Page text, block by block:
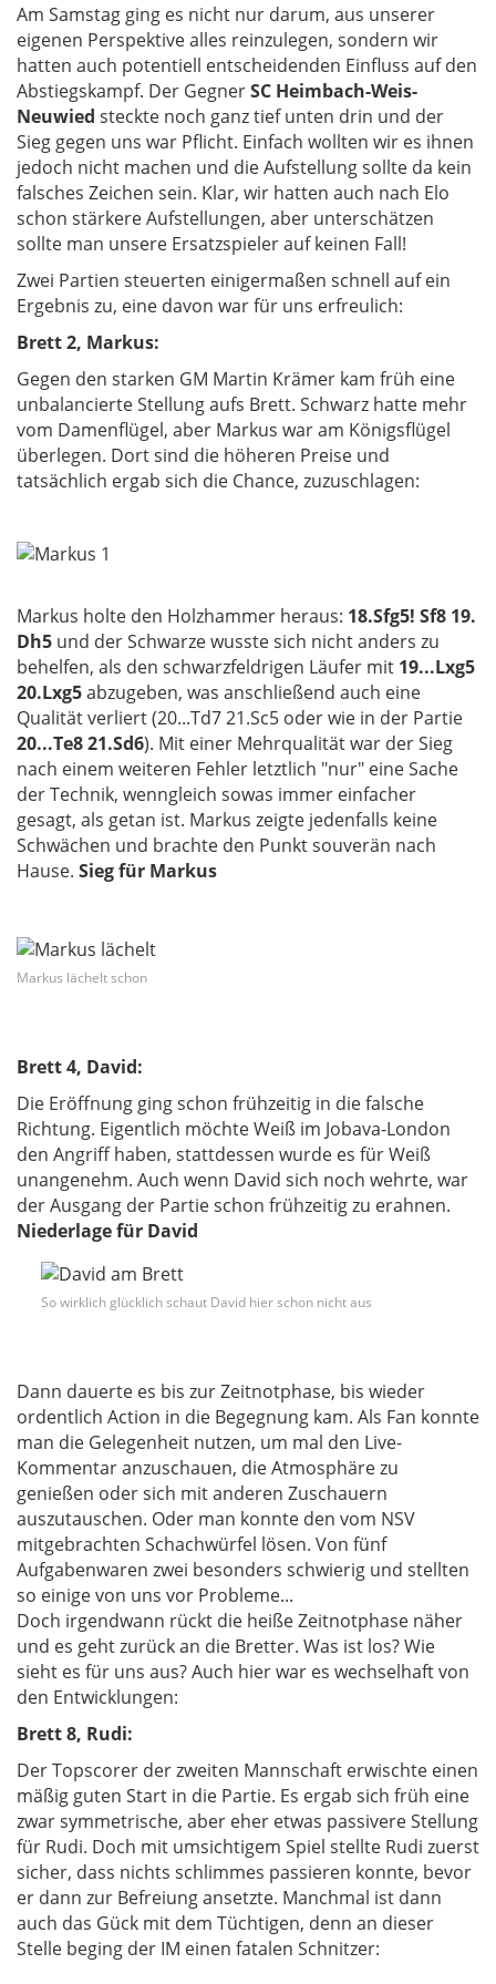
Am Samstag ging es nicht nur darum, aus unserer
eigenen Perspektive alles reinzulegen, sondern wir
hatten auch potentiell entscheidenden Einfluss auf den
Abstiegskampf. Der GegnerSC Heimbach-Weis-
Neuwied steckte noch ganz tief unten drin und der
Sieg gegen uns war Pflicht. Einfach wollten wir es ihnen
jedoch nicht machen und die Aufstellung sollte da kein
falsches Zeichen sein. Klar, wir hatten auch nach Elo
schon stärkere Aufstellungen, aber unterschätzen
sollte man unsere Ersatzspieler auf keinen Fall!
Zwei Partien steuerten einigermaßen schnell auf ein
Ergebnis zu, eine davon war für uns erfreulich:
Brett 2, Markus:
Gegen den starken GM Martin Krämer kam früh eine
unbalancierte Stellung aufs Brett. Schwarz hatte mehr
vom Damenflügel, aber Markus war am Königsflügel
überlegen. Dort sind die höheren Preise und
tatsächlich ergab sich die Chance, zuzuschlagen:
Markus holte den Holzhammer heraus: 18.Sfg5! Sf8 19.
Dh5 und der Schwarze wusste sich nicht anders zu
behelfen, als den schwarzfeldrigen Läufer mit 19...Lxg5
20.Lxg5abzugeben, was anschließend auch eine
Qualität verliert (20...Td7 21.Sc5 oder wie in der Partie
20...Te8 21.Sd6). Mit einer Mehrqualität war der Sieg
nach einem weiteren Fehler letztlich "nur" eine Sache
der Technik, wenngleich sowas immer einfacher
gesagt, als getan ist. Markus zeigte jedenfalls keine
Schwächen und brachte den Punkt souverän nach
Hause. Sieg für Markus
Markus lächelt schon
Brett 4, David:
Die Eröffnung ging schon frühzeitig in die falsche
Richtung. Eigentlich möchte Weiß im Jobava-London
den Angriff haben, stattdessen wurde es für Weiß
unangenehm. Auch wenn David sich noch wehrte, war
der Ausgang der Partie schon frühzeitig zu erahnen.
Niederlage für David
So wirklich glücklich schaut David hier schon nicht aus
Dann dauerte es bis zur Zeitnotphase, bis wieder
ordentlich Action in die Begegnung kam. Als Fan konnte
man die Gelegenheit nutzen, um mal den Live-
Kommentar anzuschauen, die Atmosphäre zu
genießen oder sich mit anderen Zuschauern
auszutauschen. Oder man konnte den vom NSV
mitgebrachten Schachwürfel lösen. Von fünf
Aufgabenwaren zwei besonders schwierig und stellten
so einige von uns vor Probleme...
Doch irgendwann rückt die heiße Zeitnotphase näher
und es geht zurück an die Bretter. Was ist los? Wie
sieht es für uns aus? Auch hier war es wechselhaft von
den Entwicklungen:
Brett 8, Rudi:
Der Topscorer der zweiten Mannschaft erwischte einen
mäßig guten Start in die Partie. Es ergab sich früh eine
zwar symmetrische, aber eher etwas passivere Stellung
für Rudi. Doch mit umsichtigem Spiel stellte Rudi zuerst
sicher, dass nichts schlimmes passieren konnte, bevor
er dann zur Befreiung ansetzte. Manchmal ist dann
auch das Gück mit dem Tüchtigen, denn an dieser
Stelle beging der IM einen fatalen Schnitzer: